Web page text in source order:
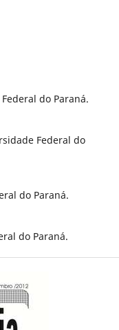
do Paraná.
Federal do
do Paraná.
do Paraná.